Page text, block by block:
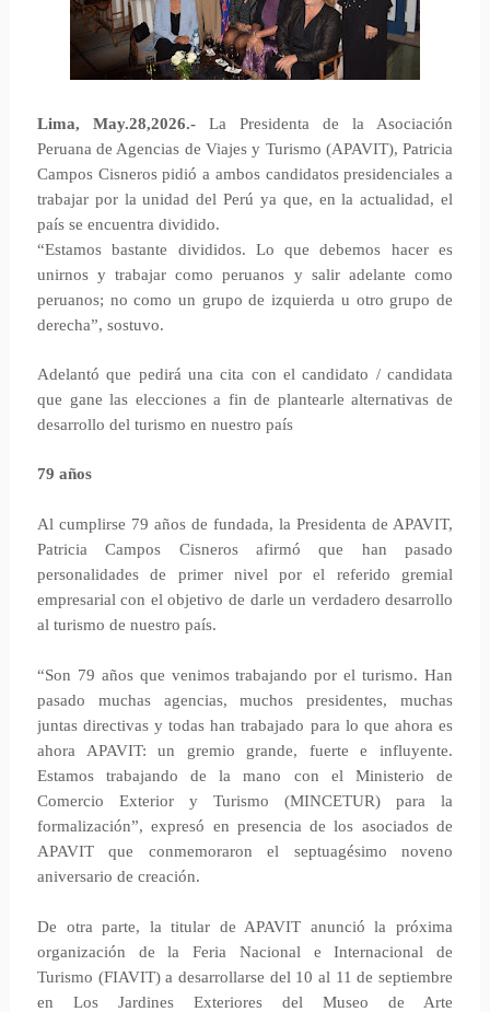
Lima, May.28,2026.- La Presidenta de la Asociación
Peruana de Agencias de Viajes y Turismo (APAVIT), Patricia
Campos Cisneros pidió a ambos candidatos presidenciales a
trabajar por la unidad del Perú ya que, en la actualidad, el
país se encuentra dividido.
“Estamos bastante divididos. Lo que debemos hacer es
unirnos y trabajar como peruanos y salir adelante como
peruanos; no como un grupo de izquierda u otro grupo de
derecha”, sostuvo.
Adelantó que pedirá una cita con el candidato / candidata
que gane las elecciones a fin de plantearle alternativas de
desarrollo del turismo en nuestro país
79 años
Al cumplirse 79 años de fundada, la Presidenta de APAVIT,
Patricia Campos Cisneros afirmó que han pasado
personalidades de primer nivel por el referido gremial
empresarial con el objetivo de darle un verdadero desarrollo
al turismo de nuestro país.
“Son 79 años que venimos trabajando por el turismo. Han
pasado muchas agencias, muchos presidentes, muchas
juntas directivas y todas han trabajado para lo que ahora es
ahora APAVIT: un gremio grande, fuerte e influyente.
Estamos trabajando de la mano con el Ministerio de
Comercio Exterior y Turismo (MINCETUR) para la
formalización”, expresó en presencia de los asociados de
APAVIT que conmemoraron el septuagésimo noveno
aniversario de creación.
De otra parte, la titular de APAVIT anunció la próxima
organización de la Feria Nacional e Internacional de
Turismo (FIAVIT) a desarrollarse del 10 al 11 de septiembre
en Los Jardines Exteriores del Museo de Arte